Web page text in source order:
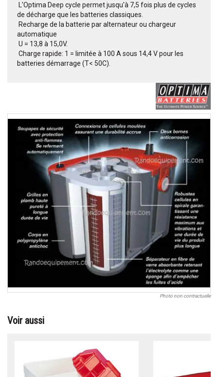
 L'Optima Deep cycle permet jusqu'à 7,5 fois plus de cycles
de décharge que les batteries classiques.
 Recharge de la batterie par alternateur ou chargeur
automatique
 U = 13,8 à 15,0V.
 Charge rapide: 1 = limitée à 100 A sous 14,4 V pour les
batteries démarrage (T< 50C).
Photo non contractuelle
Voir aussi